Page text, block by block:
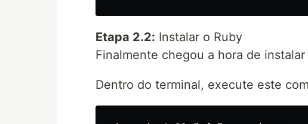
Etapa 2.2: Instalar o Ruby
Finalmente chegou a hora de
Dentro do terminal, execute este